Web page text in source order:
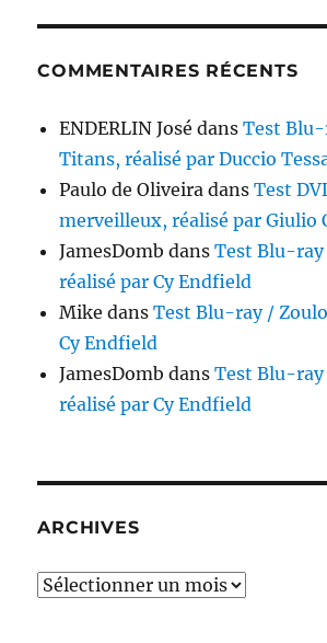
COMMENTAIRES RÉCENTS
ENDERLIN José dansTest
Titans, réalisé par Duccio
Paulo de Oliveira dansTest
merveilleux, réalisé par Giulio
JamesDomb dansTest Blu-
réalisé par Cy Endfield
Mike dansTest Blu-ray /
Cy Endfield
JamesDomb dansTest Blu-
réalisé par Cy Endfield
ARCHIVES
Archives